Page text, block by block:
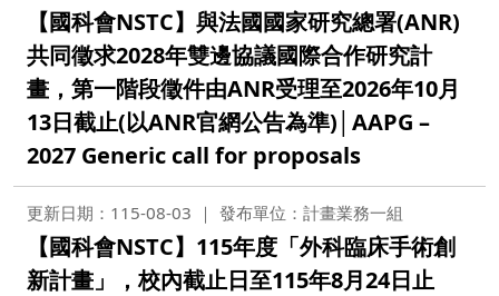
【國科會NSTC】與法國國家研究總署(ANR)
共同徵求2028年雙邊協議國際合作研究計
畫，第一階段徵件由ANR受理至2026年10月
13日截止(以ANR官網公告為準)│AAPG –
2027 Generic call for proposals
更新日期：115-08-03 發布單位：計畫業務一組
【國科會NSTC】115年度「外科臨床手術創
新計畫」，校內截止日至115年8月24日止